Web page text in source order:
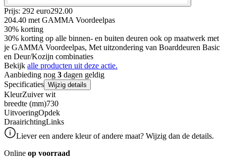
Prijs: 292 euro292.00
204.40 met GAMMA Voordeelpas
30% korting
30% korting op alle binnen- en buiten deuren ook op maatwerk met
je GAMMA Voordeelpas, Met uitzondering van Boarddeuren Basic
en Deur/Kozijn combinaties
Bekijk alle producten uit deze actie.
Aanbieding nog 3 dagen geldig
Specificaties Wijzig details
KleurZuiver wit
breedte (mm)730
UitvoeringOpdek
DraairichtingLinks
Liever een andere kleur of andere maat? Wijzig dan de details.
Online op voorraad